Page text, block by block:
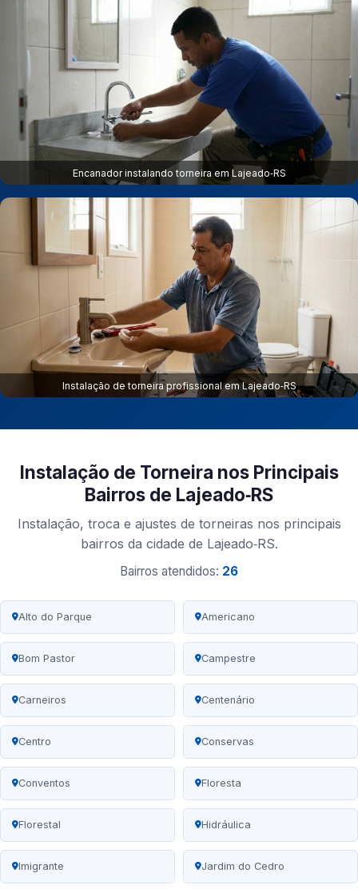
Encanador instalando torneira em Lajeado‑RS
Instalação de torneira profissional em Lajeado‑RS
Instalação de Torneira nos Principais
Bairros de Lajeado‑RS
Instalação, troca e ajustes de torneiras nos principais
bairros da cidade de Lajeado‑RS.
Bairros atendidos: 26
Alto do Parque Americano
Bom Pastor Campestre
Carneiros Centenário
Centro Conservas
Conventos Floresta
Florestal Hidráulica
Imigrante Jardim do Cedro